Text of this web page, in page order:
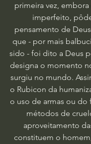
primeira vez,
imperfeito,
pensamento de
que - por mais
sido - foi dito a Deus
designa o momento
surgiu no mundo.
o Rubicon da
o uso de armas ou do
métodos de
aproveitamento
constituem o